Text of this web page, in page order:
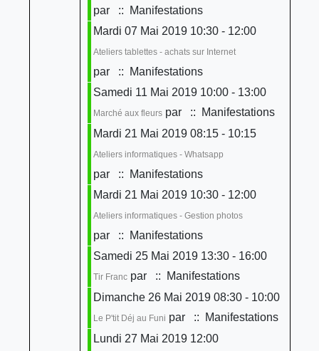
par
:: Manifestations
Mardi 07 Mai 2019 10:30 - 12:00
Ateliers tablettes - achats sur Internet
par
:: Manifestations
Samedi 11 Mai 2019 10:00 - 13:00
Marché aux fleurspar
:: Manifestations
Mardi 21 Mai 2019 08:15 - 10:15
Ateliers informatiques - Whatsapp
par
:: Manifestations
Mardi 21 Mai 2019 10:30 - 12:00
Ateliers informatiques - Gestion photos
par
:: Manifestations
Samedi 25 Mai 2019 13:30 - 16:00
Tir Francpar
:: Manifestations
Dimanche 26 Mai 2019 08:30 - 10:00
Le P'tit Déj au Funi par
:: Manifestations
Lundi 27 Mai 2019 12:00